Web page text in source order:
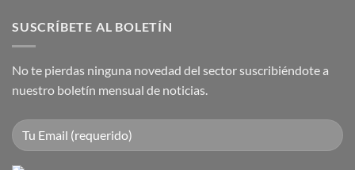
SUSCRÍBETE AL BOLETÍN
No te pierdas ninguna novedad del sector suscribiéndote a
nuestro boletín mensual de noticias.